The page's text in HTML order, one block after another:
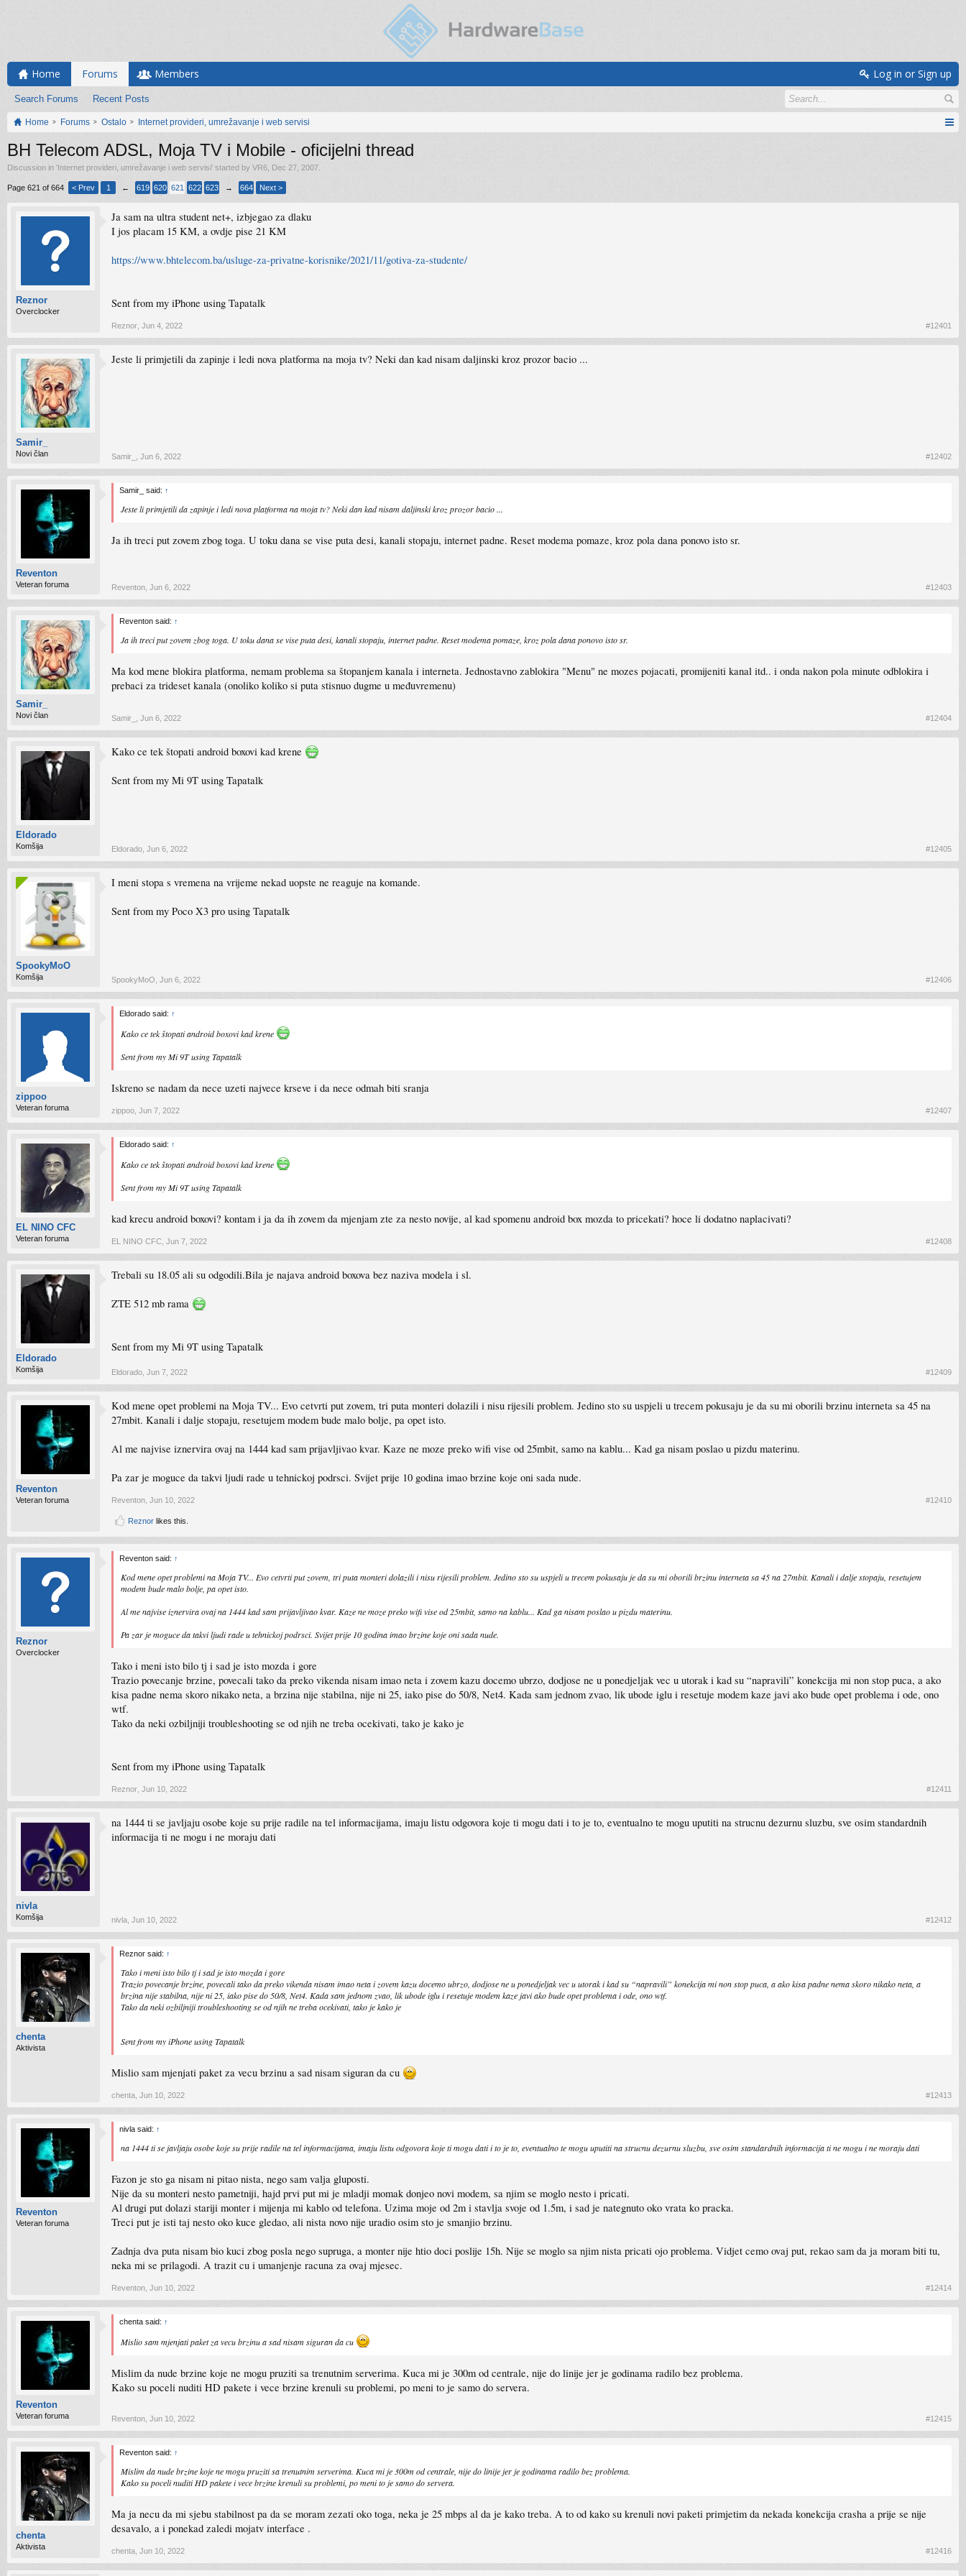
Home Forums
Search Forums Recent Posts
Members Log in or Sign up
Home Forums Ostalo Internet provideri, umrežavanje i web servisi
BH Telecom ADSL, Moja TV i Mobile - oficijelni thread
Discussion in 'Internet provideri, umrežavanje i web servisi' started by VR6 Dec 27, 2007
Page 621 of 664 < Prev 1 ← 619 620 621 622 623 → 664 Next >
Reznor
Overclocker
Ja sam na ultra student net+, izbjegao za dlaku
I jos placam 15 KM, a ovdje pise 21 KM
https://www.bhtelecom.ba/usluge-za-privatne-korisnike/2021/11/gotiva-za-studente/
Sent from my iPhone using Tapatalk
Reznor Jun 4, 2022 #12401
Samir_
Novi član
Jeste li primjetili da zapinje i ledi nova platforma na moja tv? Neki dan kad nisam daljinski kroz prozor bacio ...
Samir_ Jun 6, 2022 #12402
Reventon
Veteran foruma
Samir_ said: ↑
Jeste li primjetili da zapinje i ledi nova platforma na moja tv? Neki dan kad nisam daljinski kroz prozor bacio ...
Ja ih treci put zovem zbog toga. U toku dana se vise puta desi, kanali stopaju, internet padne. Reset modema pomaze, kroz pola dana ponovo isto sr.
Reventon Jun 6, 2022 #12403
Samir_
Novi član
Reventon said: ↑
Ja ih treci put zovem zbog toga. U toku dana se vise puta desi, kanali stopaju, internet padne. Reset modema pomaze, kroz pola dana ponovo isto sr.
Ma kod mene blokira platforma, nemam problema sa štopanjem kanala i interneta. Jednostavno zablokira "Menu" ne mozes pojacati, promijeniti kanal itd.. i onda nakon pola minute odblokira i
prebaci za trideset kanala (onoliko koliko si puta stisnuo dugme u međuvremenu)
Samir_ Jun 6, 2022 #12404
Eldorado
Komšija
Kako ce tek štopati android boxovi kad krene
Sent from my Mi 9T using Tapatalk
Eldorado Jun 6, 2022 #12405
SpookyMoO
Komšija
I meni stopa s vremena na vrijeme nekad uopste ne reaguje na komande.
Sent from my Poco X3 pro using Tapatalk
SpookyMoO Jun 6, 2022 #12406
zippoo
Veteran foruma
Eldorado said: ↑
Kako ce tek štopati android boxovi kad krene
Sent from my Mi 9T using Tapatalk
Iskreno se nadam da nece uzeti najvece krseve i da nece odmah biti sranja
zippoo Jun 7, 2022 #12407
EL NINO CFC
Veteran foruma
Eldorado said: ↑
Kako ce tek štopati android boxovi kad krene
Sent from my Mi 9T using Tapatalk
kad krecu android boxovi? kontam i ja da ih zovem da mjenjam zte za nesto novije, al kad spomenu android box mozda to pricekati? hoce li dodatno naplacivati?
EL NINO CFC Jun 7, 2022 #12408
Eldorado
Komšija
Trebali su 18.05 ali su odgodili.Bila je najava android boxova bez naziva modela i sl.
ZTE 512 mb rama
Sent from my Mi 9T using Tapatalk
Eldorado Jun 7, 2022 #12409
Reventon
Veteran foruma
Kod mene opet problemi na Moja TV... Evo cetvrti put zovem, tri puta monteri dolazili i nisu rijesili problem. Jedino sto su uspjeli u trecem pokusaju je da su mi oborili brzinu interneta sa 45 na
27mbit. Kanali i dalje stopaju, resetujem modem bude malo bolje, pa opet isto.
Al me najvise iznervira ovaj na 1444 kad sam prijavljivao kvar. Kaze ne moze preko wifi vise od 25mbit, samo na kablu... Kad ga nisam poslao u pizdu materinu.
Pa zar je moguce da takvi ljudi rade u tehnickoj podrsci. Svijet prije 10 godina imao brzine koje oni sada nude.
Reventon Jun 10, 2022 #12410
Reznor likes this.
Reznor
Overclocker
Reventon said: ↑
Kod mene opet problemi na Moja TV... Evo cetvrti put zovem, tri puta monteri dolazili i nisu rijesili problem. Jedino sto su uspjeli u trecem pokusaju je da su mi oborili brzinu interneta sa 45 na 27mbit. Kanali i dalje stopaju, resetujem
modem bude malo bolje, pa opet isto.
Al me najvise iznervira ovaj na 1444 kad sam prijavljivao kvar. Kaze ne moze preko wifi vise od 25mbit, samo na kablu... Kad ga nisam poslao u pizdu materinu.
Pa zar je moguce da takvi ljudi rade u tehnickoj podrsci. Svijet prije 10 godina imao brzine koje oni sada nude.
Tako i meni isto bilo tj i sad je isto mozda i gore
Trazio povecanje brzine, povecali tako da preko vikenda nisam imao neta i zovem kazu docemo ubrzo, dodjose ne u ponedjeljak vec u utorak i kad su “napravili” konekcija mi non stop puca, a ako
kisa padne nema skoro nikako neta, a brzina nije stabilna, nije ni 25, iako pise do 50/8, Net4. Kada sam jednom zvao, lik ubode iglu i resetuje modem kaze javi ako bude opet problema i ode, ono
wtf.
Tako da neki ozbiljniji troubleshooting se od njih ne treba ocekivati, tako je kako je
Sent from my iPhone using Tapatalk
Reznor Jun 10, 2022 #12411
nivla
Komšija
na 1444 ti se javljaju osobe koje su prije radile na tel informacijama, imaju listu odgovora koje ti mogu dati i to je to, eventualno te mogu uputiti na strucnu dezurnu sluzbu, sve osim standardnih
informacija ti ne mogu i ne moraju dati
nivla Jun 10, 2022 #12412
chenta
Aktivista
Reznor said: ↑
Tako i meni isto bilo tj i sad je isto mozda i gore
Trazio povecanje brzine, povecali tako da preko vikenda nisam imao neta i zovem kazu docemo ubrzo, dodjose ne u ponedjeljak vec u utorak i kad su “napravili” konekcija mi non stop puca, a ako kisa padne nema skoro nikako neta, a
brzina nije stabilna, nije ni 25, iako pise do 50/8, Net4. Kada sam jednom zvao, lik ubode iglu i resetuje modem kaze javi ako bude opet problema i ode, ono wtf.
Tako da neki ozbiljniji troubleshooting se od njih ne treba ocekivati, tako je kako je
Sent from my iPhone using Tapatalk
Mislio sam mjenjati paket za vecu brzinu a sad nisam siguran da cu
chenta Jun 10, 2022 #12413
Reventon
Veteran foruma
nivla said: ↑
na 1444 ti se javljaju osobe koje su prije radile na tel informacijama, imaju listu odgovora koje ti mogu dati i to je to, eventualno te mogu uputiti na strucnu dezurnu sluzbu, sve osim standardnih informacija ti ne mogu i ne moraju dati
Fazon je sto ga nisam ni pitao nista, nego sam valja gluposti.
Nije da su monteri nesto pametniji, hajd prvi put mi je mladji momak donjeo novi modem, sa njim se moglo nesto i pricati.
Al drugi put dolazi stariji monter i mijenja mi kablo od telefona. Uzima moje od 2m i stavlja svoje od 1.5m, i sad je nategnuto oko vrata ko pracka.
Treci put je isti taj nesto oko kuce gledao, ali nista novo nije uradio osim sto je smanjio brzinu.
Zadnja dva puta nisam bio kuci zbog posla nego supruga, a monter nije htio doci poslije 15h. Nije se moglo sa njim nista pricati ojo problema. Vidjet cemo ovaj put, rekao sam da ja moram biti tu,
neka mi se prilagodi. A trazit cu i umanjenje racuna za ovaj mjesec.
Reventon Jun 10, 2022 #12414
Reventon
Veteran foruma
chenta said: ↑
Mislio sam mjenjati paket za vecu brzinu a sad nisam siguran da cu
Mislim da nude brzine koje ne mogu pruziti sa trenutnim serverima. Kuca mi je 300m od centrale, nije do linije jer je godinama radilo bez problema.
Kako su poceli nuditi HD pakete i vece brzine krenuli su problemi, po meni to je samo do servera.
Reventon Jun 10, 2022 #12415
chenta
Aktivista
Reventon said: ↑
Mislim da nude brzine koje ne mogu pruziti sa trenutnim serverima. Kuca mi je 300m od centrale, nije do linije jer je godinama radilo bez problema.
Kako su poceli nuditi HD pakete i vece brzine krenuli su problemi, po meni to je samo do servera.
Ma ja necu da mi sjebu stabilnost pa da se moram zezati oko toga, neka je 25 mbps al da je kako treba. A to od kako su krenuli novi paketi primjetim da nekada konekcija crasha a prije se nije
desavalo, a i ponekad zaledi mojatv interface .
chenta Jun 10, 2022 #12416